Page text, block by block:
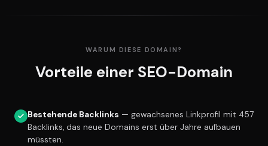
WARUM DIESE DOMAIN?
Vorteile einer SEO-Domain
Bestehende Backlinks — gewachsenes Linkprofil mit 457
Backlinks, das neue Domains erst über Jahre aufbauen
müssten.